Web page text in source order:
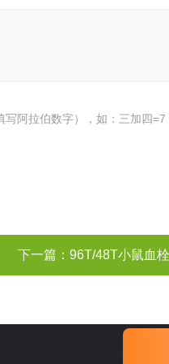
写阿拉伯数字），如：三加四=7
下一篇： 96T/48T小鼠血